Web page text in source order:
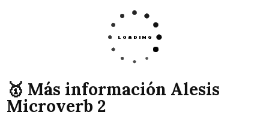
🥇 Más información Alesis
Microverb 2